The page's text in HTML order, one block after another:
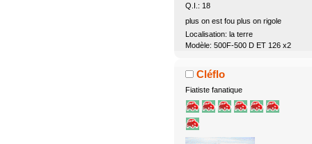
Q.I.: 18
plus on est fou plus on rigole
Localisation: la terre
Modèle: 500F-500 D ET 126 x2
Cléflo
Fiatiste fanatique